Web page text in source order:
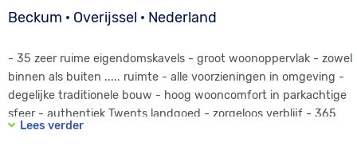
Beckum · Overijssel · Nederland
- 35 zeer ruime eigendomskavels - groot woonoppervlak - zowel
binnen als buiten ..... ruimte - alle voorzieningen in omgeving -
degelijke traditionele bouw - hoog wooncomfort in parkachtige
sfeer - authentiek Twents landgoed - zorgeloos verblijf - 365
dagen per jaar - geen verhuurverplichting
Lees verder